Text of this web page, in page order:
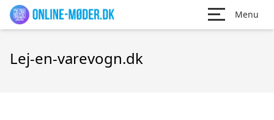
Menu
Lej-en-varevogn.dk